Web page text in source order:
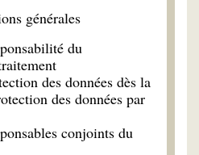
générales
du
des données dès la
des données par
conjoints du